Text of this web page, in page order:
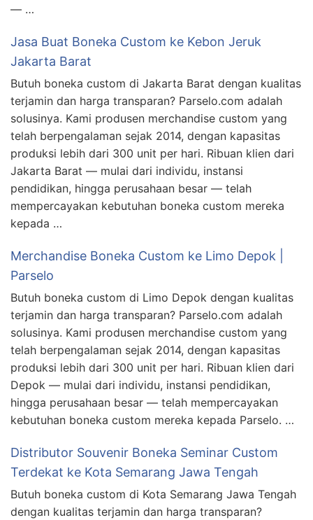
— …
Jasa Buat Boneka Custom ke Kebon Jeruk
Jakarta Barat
Butuh boneka custom di Jakarta Barat dengan kualitas
terjamin dan harga transparan? Parselo.com adalah
solusinya. Kami produsen merchandise custom yang
telah berpengalaman sejak 2014, dengan kapasitas
produksi lebih dari 300 unit per hari. Ribuan klien dari
Jakarta Barat — mulai dari individu, instansi
pendidikan, hingga perusahaan besar — telah
mempercayakan kebutuhan boneka custom mereka
kepada …
Merchandise Boneka Custom ke Limo Depok |
Parselo
Butuh boneka custom di Limo Depok dengan kualitas
terjamin dan harga transparan? Parselo.com adalah
solusinya. Kami produsen merchandise custom yang
telah berpengalaman sejak 2014, dengan kapasitas
produksi lebih dari 300 unit per hari. Ribuan klien dari
Depok — mulai dari individu, instansi pendidikan,
hingga perusahaan besar — telah mempercayakan
kebutuhan boneka custom mereka kepada Parselo. …
Distributor Souvenir Boneka Seminar Custom
Terdekat ke Kota Semarang Jawa Tengah
Butuh boneka custom di Kota Semarang Jawa Tengah
dengan kualitas terjamin dan harga transparan?